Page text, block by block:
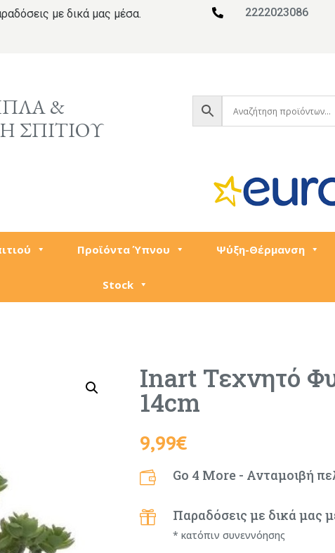
με δικά μας μέσα.  2222023086
&
ΣΠΙΤΙΟΥ
Προϊόντα Ύπνου Ψύξη-Θέρμανση
Stock
Inart Τεχνητό
14cm
9,99€
 Go 4 More - Ανταμοιβή
 Παραδόσεις με δικά μας
* κατόπιν συνεννόησης